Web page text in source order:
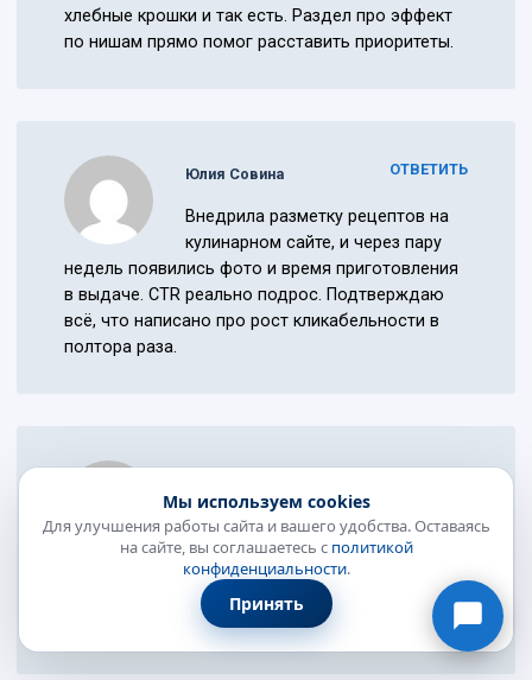
хлебные крошки и так есть. Раздел про эффект
по нишам прямо помог расставить приоритеты.
ОТВЕТИТЬ
Юлия Совина
Внедрила разметку рецептов на
кулинарном сайте, и через пару
недель появились фото и время приготовления
в выдаче. CTR реально подрос. Подтверждаю
всё, что написано про рост кликабельности в
полтора раза.
Вопрос по валидатору: прогнал
страницу через проверку
разметки, ошибок нет, только предупреждения.
Из-за предупреждений сниппет может не
показываться или это некритично?
Мы используем cookies
Для улучшения работы сайта и вашего удобства. Оставаясь
на сайте, вы соглашаетесь с политикой
конфиденциальности.
Принять
● онлайн